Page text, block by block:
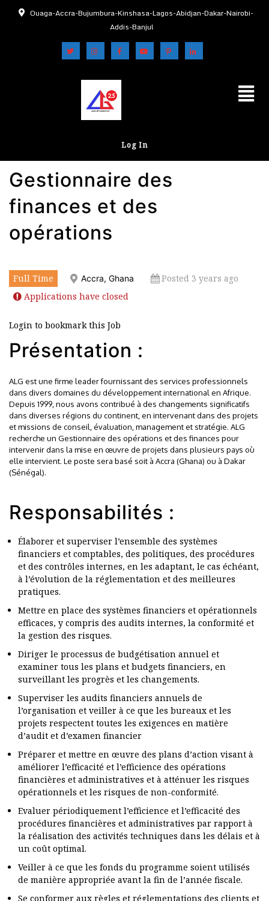
Ouaga-Accra-Bujumbura-Kinshasa-Lagos-Abidjan-Dakar-Nairobi-
Addis-Banjul
Log In
Gestionnaire des
finances et des
opérations
Full Time Accra, Ghana
Posted 3 years ago
Applications have closed
Login to bookmark this Job
Présentation :
ALG est une firme leader fournissant des services professionnels
dans divers domaines du développement international en Afrique.
Depuis 1999, nous avons contribué à des changements significatifs
dans diverses régions du continent, en intervenant dans des projets
et missions de conseil, évaluation, management et stratégie. ALG
recherche un Gestionnaire des opérations et des finances pour
intervenir dans la mise en œuvre de projets dans plusieurs pays où
elle intervient. Le poste sera basé soit à Accra (Ghana) ou à Dakar
(Sénégal).
Responsabilités :
Élaborer et superviser l’ensemble des systèmes
financiers et comptables, des politiques, des procédures
et des contrôles internes, en les adaptant, le cas échéant,
à l’évolution de la réglementation et des meilleures
pratiques.
Mettre en place des systèmes financiers et opérationnels
efficaces, y compris des audits internes, la conformité et
la gestion des risques.
Diriger le processus de budgétisation annuel et
examiner tous les plans et budgets financiers, en
surveillant les progrès et les changements.
Superviser les audits financiers annuels de
l’organisation et veiller à ce que les bureaux et les
projets respectent toutes les exigences en matière
d’audit et d’examen financier
Préparer et mettre en œuvre des plans d’action visant à
améliorer l’efficacité et l’efficience des opérations
financières et administratives et à atténuer les risques
opérationnels et les risques de non-conformité.
Evaluer périodiquement l’efficience et l’efficacité des
procédures financières et administratives par rapport à
la réalisation des activités techniques dans les délais et à
un coût optimal.
Veiller à ce que les fonds du programme soient utilisés
de manière appropriée avant la fin de l’année fiscale.
Se conformer aux règles et réglementations des clients et